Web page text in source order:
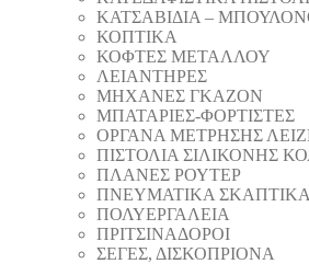
ΚΑΤΣΑΒΙΔΙΑ –
ΚΟΠΤΙΚA
ΚΟΦΤΕΣ ΜΕΤΑΛΛΟΥ
ΛΕΙΑΝΤΗΡEΣ
ΜΗΧΑΝΕΣ ΓΚΑΖΟΝ
ΜΠΑΤΑΡΙΕΣ-ΦΟΡΤΙΣΤΕΣ
ΟΡΓΑΝΑ ΜΕΤΡΗΣΗΣ
ΠΙΣΤΟΛΙA ΣΙΛΙΚΟΝΗΣ
ΠΛΑΝΕΣ ΡΟΥΤΕΡ
ΠΝΕΥΜΑΤΙΚΑ ΣΚΑΠΤΙΚΑ
ΠΟΛΥΕΡΓΑΛΕΙΑ
ΠΡΙΤΣΙΝΑΔΟΡΟΙ
ΣΕΓΕΣ, ΔΙΣΚΟΠΡΙΟΝΑ